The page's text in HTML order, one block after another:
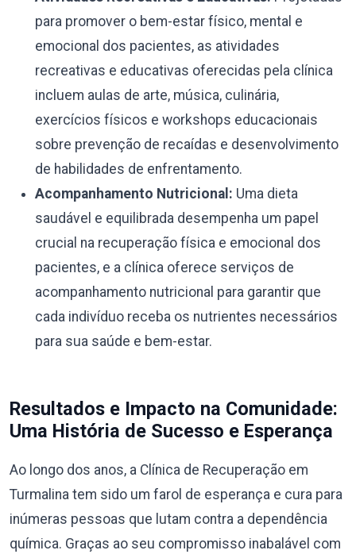
para promover o bem-estar físico, mental e
emocional dos pacientes, as atividades
recreativas e educativas oferecidas pela clínica
incluem aulas de arte, música, culinária,
exercícios físicos e workshops educacionais
sobre prevenção de recaídas e desenvolvimento
de habilidades de enfrentamento.
Acompanhamento Nutricional: Uma dieta
saudável e equilibrada desempenha um papel
crucial na recuperação física e emocional dos
pacientes, e a clínica oferece serviços de
acompanhamento nutricional para garantir que
cada indivíduo receba os nutrientes necessários
para sua saúde e bem-estar.
Resultados e Impacto na Comunidade:
Uma História de Sucesso e Esperança
Ao longo dos anos, a Clínica de Recuperação em
Turmalina tem sido um farol de esperança e cura para
inúmeras pessoas que lutam contra a dependência
química. Graças ao seu compromisso inabalável com